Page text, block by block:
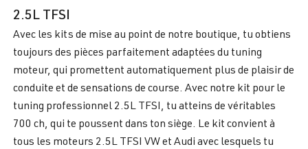
2.5L TFSI
Avec les kits de mise au point de notre boutique, tu obtiens
toujours des pièces parfaitement adaptées du tuning
moteur, qui promettent automatiquement plus de plaisir de
conduite et de sensations de course. Avec notre kit pour le
tuning professionnel 2.5L TFSI, tu atteins de véritables
700 ch, qui te poussent dans ton siège. Le kit convient à
tous les moteurs 2.5L TFSI VW et Audi avec lesquels tu